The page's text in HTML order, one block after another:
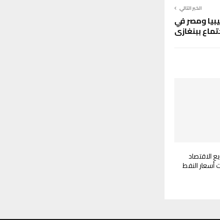
الخبر التالي
ومصر في
ببنغازي
الاقتصاد
أسعار النفط